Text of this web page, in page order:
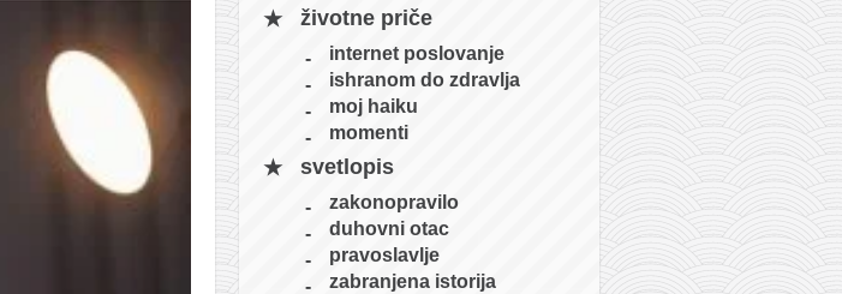
životne priče
internet poslovanje
ishranom do zdravlja
moj haiku
momenti
svetlopis
zakonopravilo
duhovni otac
pravoslavlje
zabranjena istorija